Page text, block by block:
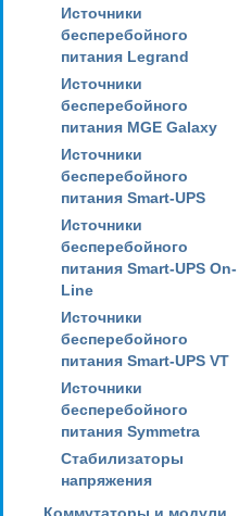
Источники
бесперебойного
питания Legrand
Источники
бесперебойного
питания MGE Galaxy
Источники
бесперебойного
питания Smart-UPS
Источники
бесперебойного
питания Smart-UPS On-
Line
Источники
бесперебойного
питания Smart-UPS VT
Источники
бесперебойного
питания Symmetra
Стабилизаторы
напряжения